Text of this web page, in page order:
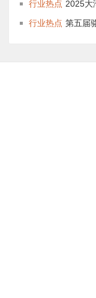
行业热点 2025大
行业热点 第五届